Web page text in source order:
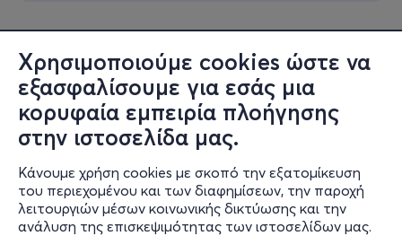
Χρησιμοποιούμε cookies ώστε να
εξασφαλίσουμε για εσάς μια
κορυφαία εμπειρία πλοήγησης
στην ιστοσελίδα μας.
Κάνουμε χρήση cookies με σκοπό την εξατομίκευση
του περιεχομένου και των διαφημίσεων, την παροχή
λειτουργιών μέσων κοινωνικής δικτύωσης και την
ανάλυση της επισκεψιμότητας των ιστοσελίδων μας.
Πληροφορίες
Υποστήριξη
Stay Connected